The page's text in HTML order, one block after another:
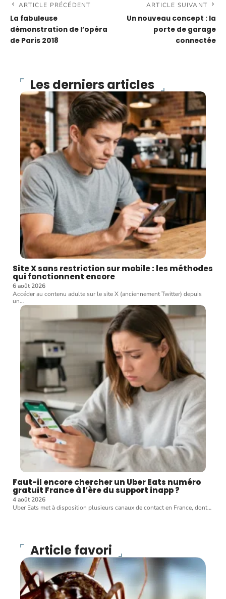
ARTICLE PRÉCÉDENT
La fabuleuse
démonstration de l’opéra
de Paris 2018
ARTICLE SUIVANT
Un nouveau concept : la
porte de garage
connectée
Les derniers articles
Site X sans restriction sur mobile : les méthodes
qui fonctionnent encore
6 août 2026
Accéder au contenu adulte sur le site X (anciennement Twitter) depuis
un…
Faut-il encore chercher un Uber Eats numéro
gratuit France à l’ère du support inapp ?
4 août 2026
Uber Eats met à disposition plusieurs canaux de contact en France, dont…
Article favori